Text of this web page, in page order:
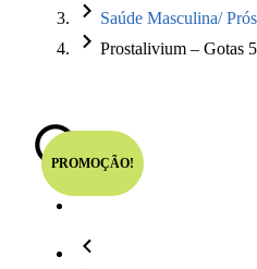
Saúde Masculina/
Prostalivium – Gotas
PROMOÇÃO!